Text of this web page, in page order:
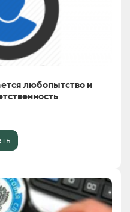
любопытство и